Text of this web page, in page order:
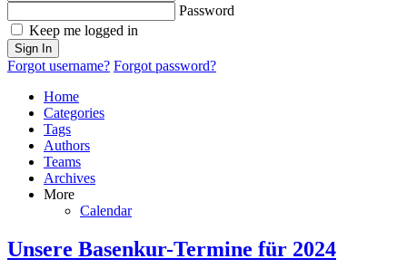
Password
Keep me logged in
Sign In
Forgot username? Forgot password?
Home
Categories
Tags
Authors
Teams
Archives
More
Calendar
Unsere Basenkur-Termine für 2024